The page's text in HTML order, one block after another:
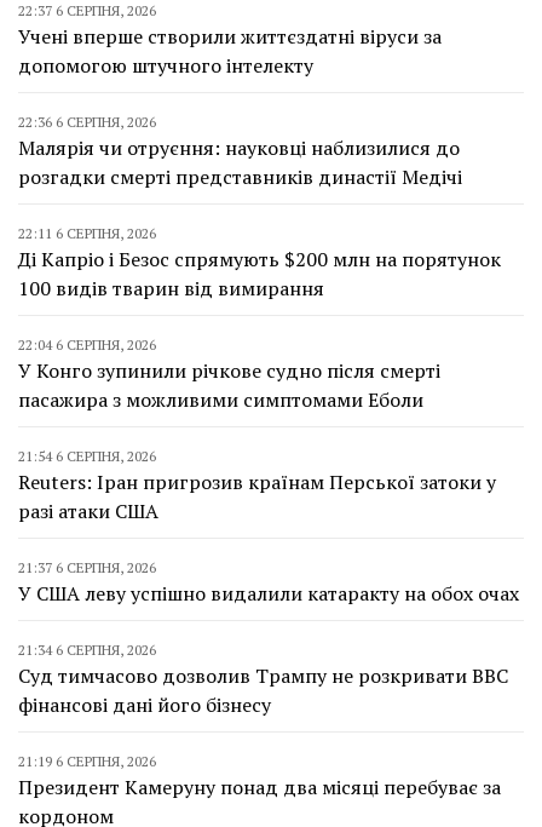
22:37 6 СЕРПНЯ, 2026
Учені вперше створили життєздатні віруси за
допомогою штучного інтелекту
22:36 6 СЕРПНЯ, 2026
Малярія чи отруєння: науковці наблизилися до
розгадки смерті представників династії Медічі
22:11 6 СЕРПНЯ, 2026
Ді Капріо і Безос спрямують $200 млн на порятунок
100 видів тварин від вимирання
22:04 6 СЕРПНЯ, 2026
У Конго зупинили річкове судно після смерті
пасажира з можливими симптомами Еболи
21:54 6 СЕРПНЯ, 2026
Reuters: Іран пригрозив країнам Перської затоки у
разі атаки США
21:37 6 СЕРПНЯ, 2026
У США леву успішно видалили катаракту на обох очах
21:34 6 СЕРПНЯ, 2026
Суд тимчасово дозволив Трампу не розкривати BBC
фінансові дані його бізнесу
21:19 6 СЕРПНЯ, 2026
Президент Камеруну понад два місяці перебуває за
кордоном